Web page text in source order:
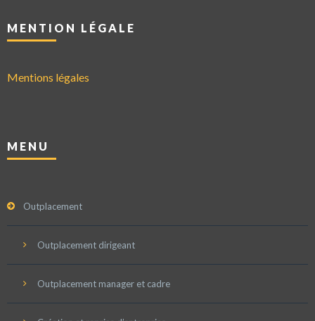
MENTION LÉGALE
Mentions légales
MENU
Outplacement
Outplacement dirigeant
Outplacement manager et cadre